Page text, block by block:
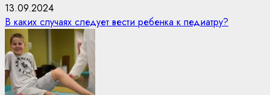
13.09.2024
В каких случаях следует вести ребенка к педиатру?